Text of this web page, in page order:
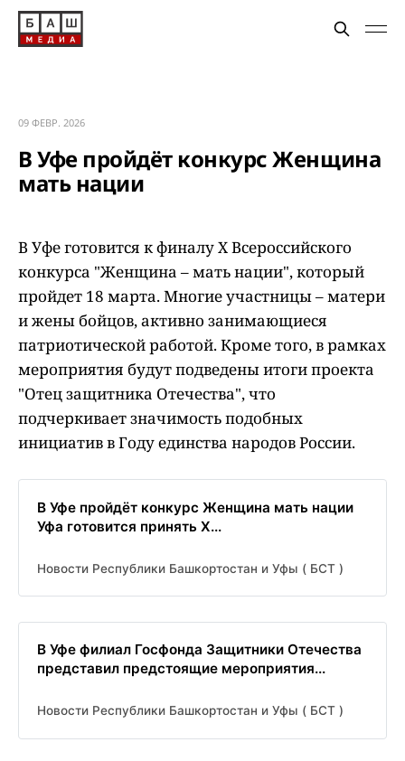
09 ФЕВР. 2026
В Уфе пройдёт конкурс Женщина
мать нации
В Уфе готовится к финалу X Всероссийского
конкурса "Женщина – мать нации", который
пройдет 18 марта. Многие участницы – матери
и жены бойцов, активно занимающиеся
патриотической работой. Кроме того, в рамках
мероприятия будут подведены итоги проекта
"Отец защитника Отечества", что
подчеркивает значимость подобных
инициатив в Году единства народов России.
В Уфе пройдёт конкурс Женщина мать нации
Уфа готовится принять X...
Новости Республики Башкортостан и Уфы ( БСТ )
В Уфе филиал Госфонда Защитники Отечества
представил предстоящие мероприятия...
Новости Республики Башкортостан и Уфы ( БСТ )